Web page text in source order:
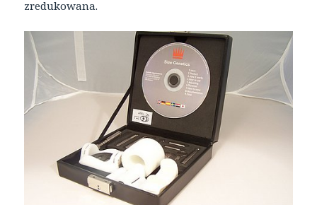
zredukowana.